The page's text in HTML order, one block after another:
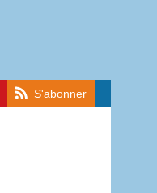
S'abonner